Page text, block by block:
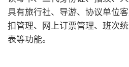
具有旅行社、导游、协议单位
扣管理、网上订票管理、班次
表等功能。